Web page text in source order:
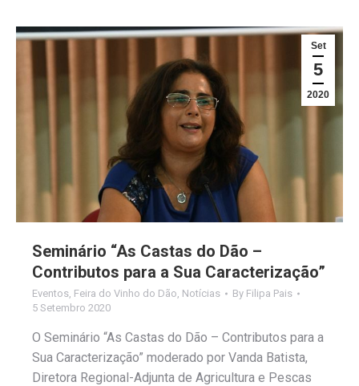
Set
5
2020
Seminário “As Castas do Dão –
Contributos para a Sua Caracterização”
Eventos Feira do Vinho do Dão Notícias By Filipa Pais
5 Setembro 2020
O Seminário “As Castas do Dão – Contributos para a
Sua Caracterização” moderado por Vanda Batista,
Diretora Regional-Adjunta de Agricultura e Pescas